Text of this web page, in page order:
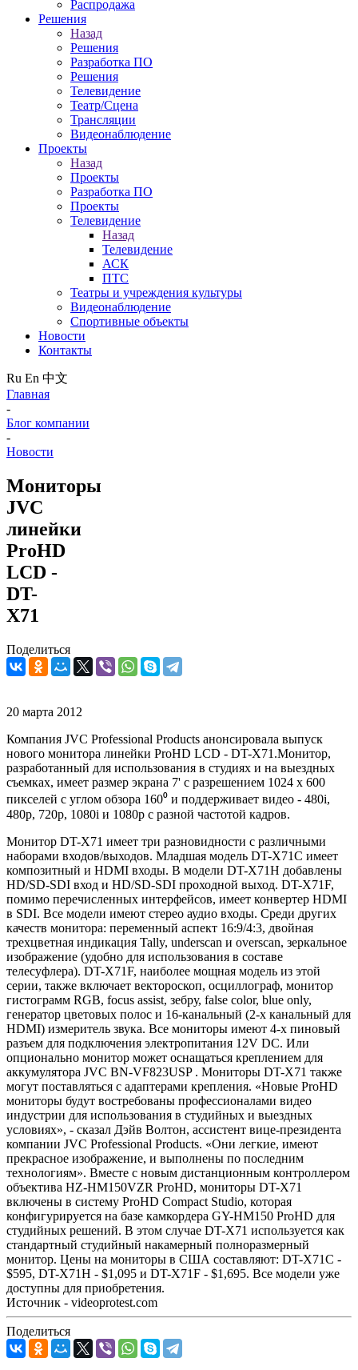
Распродажа
Решения
Назад
Решения
Разработка ПО
Решения
Телевидение
Театр/Сцена
Трансляции
Видеонаблюдение
Проекты
Назад
Проекты
Разработка ПО
Проекты
Телевидение
Назад
Телевидение
АСК
ПТС
Театры и учреждения культуры
Видеонаблюдение
Спортивные объекты
Новости
Контакты
Ru En 中文
Главная
-
Блог компании
-
Новости
Mониторы
JVC
линейки
ProHD
LCD -
DT-
X71
Поделиться
20 марта 2012
Компания JVC Professional Products анонсировала выпуск
нового монитора линейки ProHD LCD - DT-X71.Монитор,
разработанный для использования в студиях и на выездных
съемках, имеет размер экрана 7' с разрешением 1024 х 600
пикселей с углом обзора 160⁰ и поддерживает видео - 480i,
480p, 720p, 1080i и 1080p с разной частотой кадров.
Монитор DT-X71 имеет три разновидности с различными
наборами входов/выходов. Младшая модель DT-X71C имеет
композитный и HDMI входы. В модели DT-X71H добавлены
HD/SD-SDI вход и HD/SD-SDI проходной выход. DT-X71F,
помимо перечисленных интерфейсов, имеет конвертер HDMI
в SDI. Все модели имеют стерео аудио входы. Среди других
качеств монитора: переменный аспект 16:9/4:3, двойная
трехцветная индикация Tally, underscan и overscan, зеркальное
изображение (удобно для использования в составе
телесуфлера). DT-X71F, наиболее мощная модель из этой
серии, также включает вектороскоп, осциллограф, монитор
гистограмм RGB, focus assist, зебру, false color, blue only,
генератор цветовых полос и 16-канальный (2-х канальный для
HDMI) измеритель звука. Все мониторы имеют 4-х пиновый
разъем для подключения электропитания 12V DC. Или
опционально монитор может оснащаться креплением для
аккумулятора JVC BN-VF823USP . Мониторы DT-X71 также
могут поставляться с адаптерами крепления. «Новые ProHD
мониторы будут востребованы профессионалами видео
индустрии для использования в студийных и выездных
условиях», - сказал Дэйв Волтон, ассистент вице-президента
компании JVC Professional Products. «Они легкие, имеют
прекрасное изображение, и выполнены по последним
технологиям». Вместе с новым дистанционным контроллером
объектива HZ-HM150VZR ProHD, мониторы DT-X71
включены в систему ProHD Compact Studio, которая
конфигурируется на базе камкордера GY-HM150 ProHD для
студийных решений. В этом случае DT-X71 используется как
стандартный студийный накамерный полноразмерный
монитор. Цены на мониторы в США составляют: DT-X71C -
$595, DT-X71H - $1,095 и DT-X71F - $1,695. Все модели уже
доступны для приобретения.
Источник - videoprotest.com
Поделиться